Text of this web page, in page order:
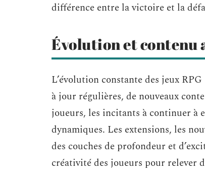
différence entre la victoire et la
Évolution et
L’évolution constante des jeux
à jour régulières, de nouveaux
joueurs, les incitants à continuer à
dynamiques. Les extensions, les
des couches de profondeur et
créativité des joueurs pour relever